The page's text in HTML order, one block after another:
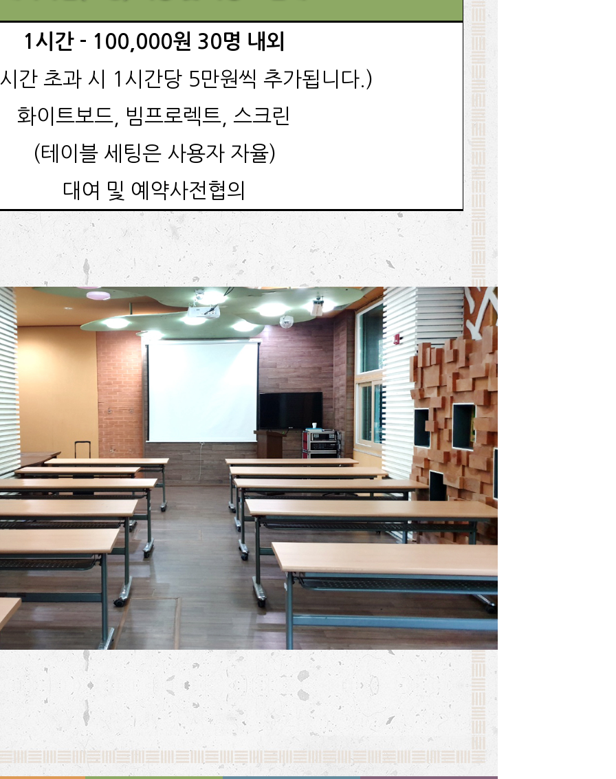
1시간 - 100,000원 30명 내외
간 초과 시 1시간당 5만원씩 추가됩니다.)
화이트보드, 빔프로렉트, 스크린
(테이블 세팅은 사용자 자율)
대여 및 예약사전협의